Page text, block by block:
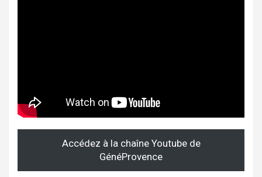
Accédez à la chaîne Youtube de
GénéProvence